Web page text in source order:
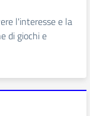
l'interesse e la
di giochi e